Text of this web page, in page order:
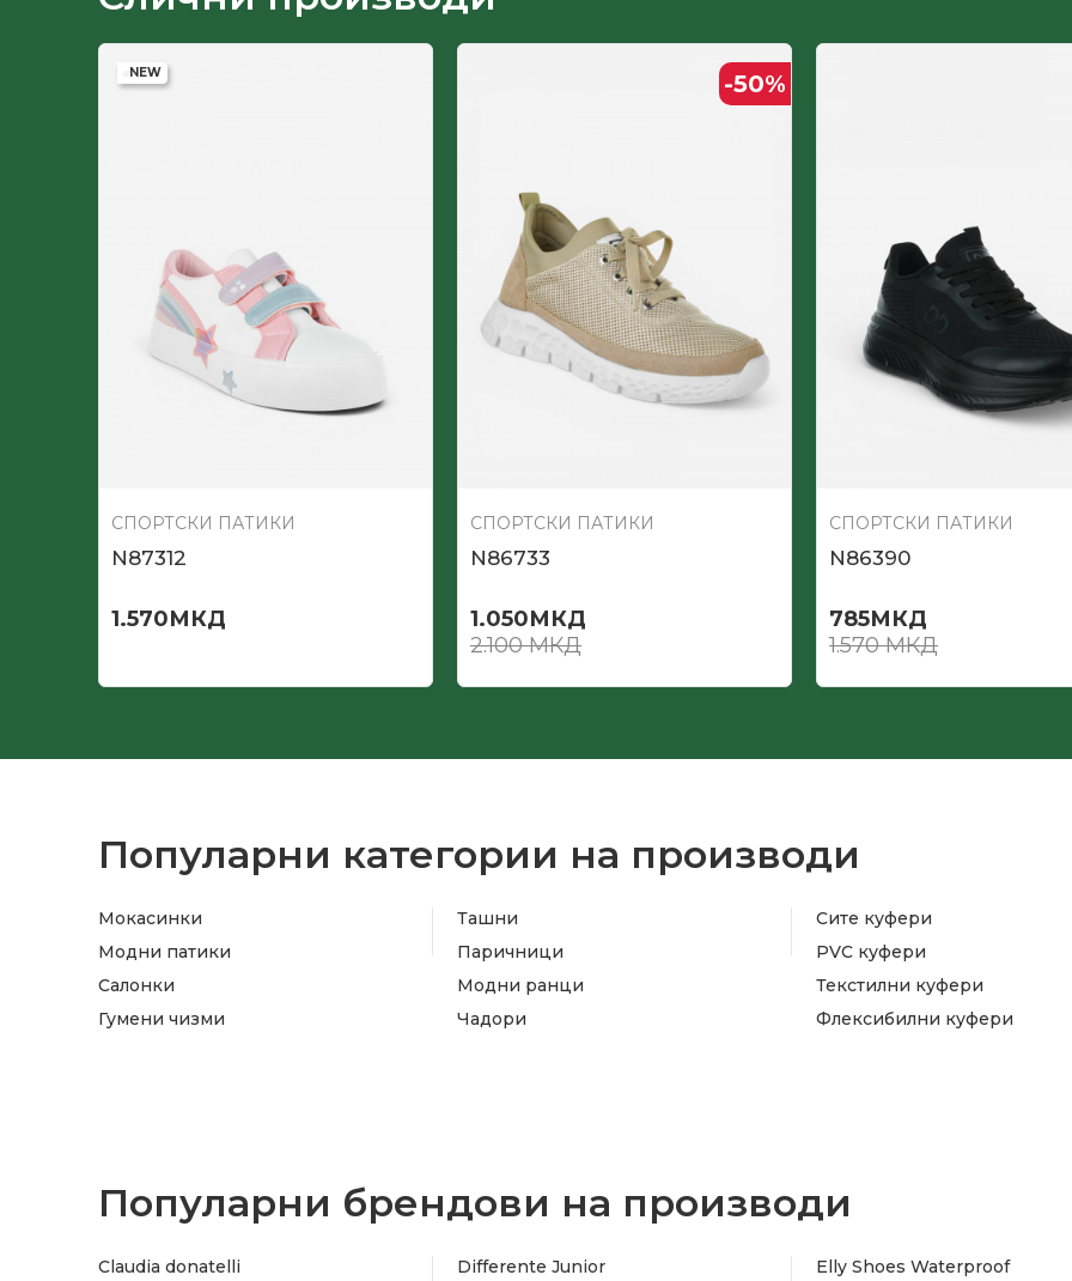
ДЕТСКИ
NEW
СПОРТСКИ ПАТИКИ
N87312
1.570МКД
-50%
СПОРТСКИ ПАТИКИ
N86733
1.050МКД
2.100МКД
СПОРТСКИ ПАТИКИ
N86390
785МКД
1.570МКД
Популарни категории на производи
Мокасинки
Модни патики
Салонки
Гумени чизми
Ташни
Паричници
Модни ранци
Чадори
Сите куфери
PVC куфери
Текстилни куфери
Флексибилни куфери
Популарни брендови на производи
Claudia donatelli
Differente Junior
Elly Shoes Waterproof